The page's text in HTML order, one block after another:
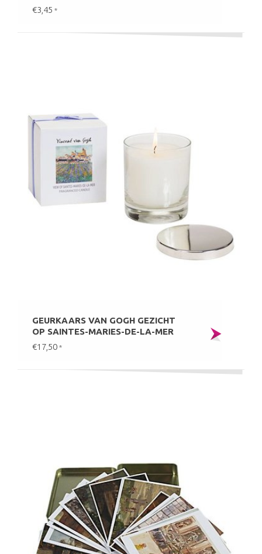
€3,45 *
GEURKAARS VAN GOGH GEZICHT
OP SAINTES-MARIES-DE-LA-MER
€17,50 *